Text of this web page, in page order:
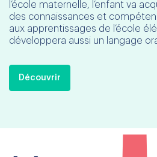
l’école maternelle, l’enfant va
des connaissances et
aux apprentissages de l’école
développera aussi un langage
Découvrir